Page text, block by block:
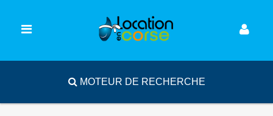
MOTEUR DE RECHERCHE